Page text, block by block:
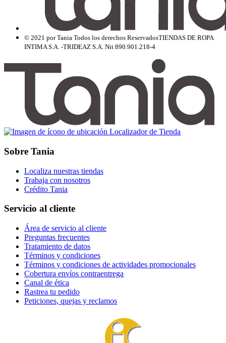
© 2021 por Tania Todos los derechos ReservadosTIENDAS DE ROPA
INTIMA S.A. -TRIDEAZ S.A. Nit 890.901.218-4
Localizador de Tienda
Sobre Tania
Localiza nuestras tiendas
Trabaja con nosotros
Crédito Tania
Servicio al cliente
Área de servicio al cliente
Preguntas frecuentes
Tratamiento de datos
Términos y condiciones
Términos y condiciones de actividades promocionales
Cobertura envíos contraentrega
Canal de ética
Rastrea tu pedido
Peticiones, quejas y reclamos